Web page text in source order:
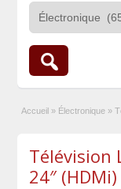
Accueil » Électronique »
Télévision
24″ (HDMi)